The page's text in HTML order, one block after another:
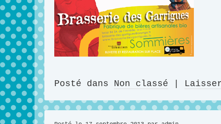
Posté dans Non classé